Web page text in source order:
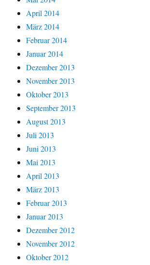
April 2014
März 2014
Februar 2014
Januar 2014
Dezember 2013
November 2013
Oktober 2013
September 2013
August 2013
Juli 2013
Juni 2013
Mai 2013
April 2013
März 2013
Februar 2013
Januar 2013
Dezember 2012
November 2012
Oktober 2012